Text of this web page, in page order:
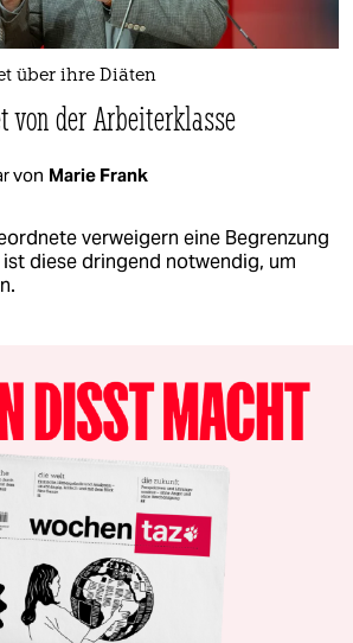
über ihre Diäten
von der Arbeiterklasse
von Marie Frank
verweigern eine Begrenzung
diese dringend notwendig, um